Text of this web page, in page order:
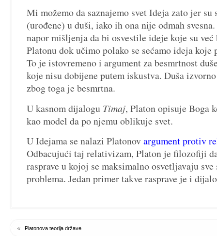
Mi možemo da saznajemo svet Ideja zato jer su
(urođene) u duši, iako ih ona nije odmah
napor mišljenja da bi osvestile ideje koje su već
Platonu dok učimo polako se sećamo ideja koje
To je istovremeno i argument za besmrtnost
koje nisu dobijene putem iskustva. Duša
zbog toga je besmrtna.
U kasnom dijalogu Timaj, Platon opisuje Boga
kao model da po njemu oblikuje svet.
U Idejama se nalazi Platonovargument protiv
Odbacujući taj relativizam, Platon je filozofiji
rasprave u kojoj se maksimalno osvetljavaju sve
problema. Jedan primer takve rasprave je i
« Platonova teorija države